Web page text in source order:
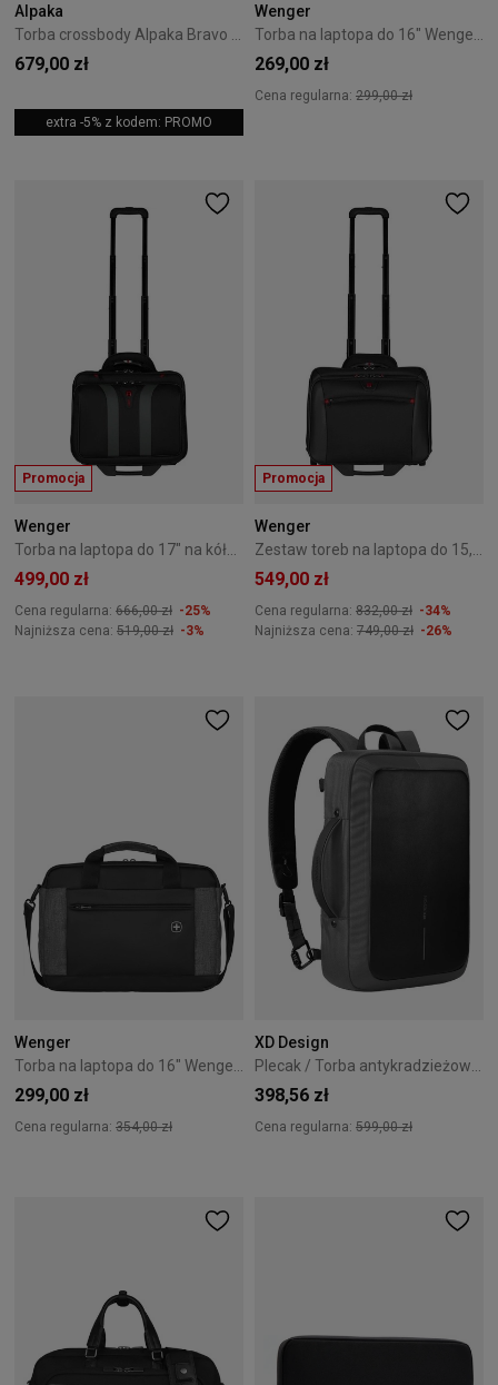
Alpaka
679,00 zł
extra -5% z kodem: PROMO
Wenger
269,00 zł
Cena regularna: 299,00 zł
Promocja
Wenger
499,00 zł
Cena regularna: 666,00 zł -25%
Najniższa cena: 519,00 zł -3%
Promocja
Wenger
549,00 zł
Cena regularna: 832,00 zł -34%
Najniższa cena: 749,00 zł -26%
Wenger
299,00 zł
Cena regularna: 354,00 zł
XD Design
398,56 zł
Cena regularna: 599,00 zł